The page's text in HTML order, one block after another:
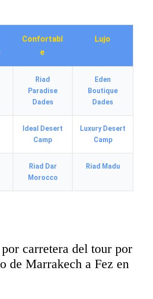
Confortabl
e
Lujo
Riad
Paradise
Dades
Eden
Boutique
Dades
Ideal Desert
Camp
Luxury Desert
Camp
Riad Dar
Morocco
Riad Madu
carretera del tour por
de Marrakech a Fez en